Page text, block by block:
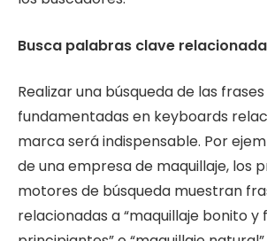
Busca palabras clave
Realizar una búsqueda de las
fundamentadas en keyboards
marca será indispensable. Por
de una empresa de maquillaje, los
motores de búsqueda muestran
relacionadas a “maquillaje bonito y